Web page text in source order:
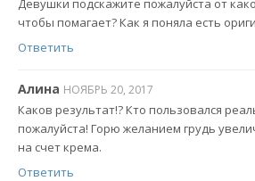
Девушки подскажите пожалуйста от
чтобы помагает? Как я поняла есть
Ответить
Алина НОЯБРЬ 20, 2017
Каков результат!? Кто пользовался
пожалуйста! Горю желанием грудь
на счет крема.
Ответить